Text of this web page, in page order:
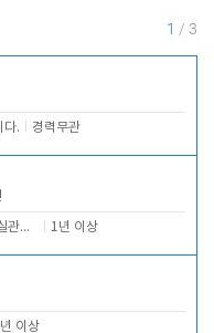
1 / 3
다. 경력무관
카운터 및 객실관리 전반 1년 이상
이상